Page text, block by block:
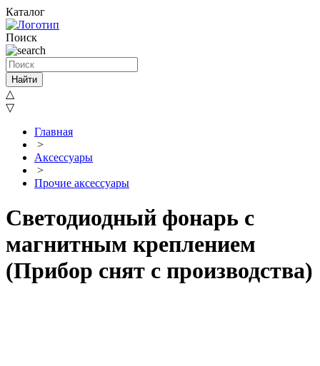
Каталог
Поиск
Найти
△
▽
Главная
>
Аксессуары
>
Прочие аксессуары
Светодиодный фонарь с
магнитным креплением
(Прибор снят с производства)